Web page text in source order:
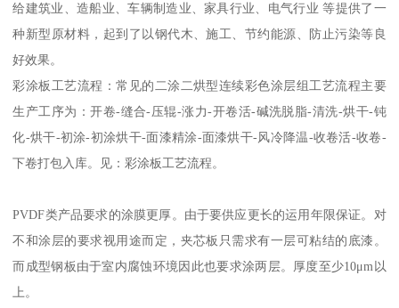
给建筑业、造船业、车辆制造业、家具行业、电气行业 等提供了一
种新型原材料，起到了以钢代木、施工、节约能源、防止污染等良
好效果。
彩涂板工艺流程：常见的二涂二烘型连续彩色涂层组工艺流程主要
生产工序为：开卷-缝合-压辊-涨力-开卷活-碱洗脱脂-清洗-烘干-钝
化-烘干-初涂-初涂烘干-面漆精涂-面漆烘干-风冷降温-收卷活-收卷-
下卷打包入库。见：彩涂板工艺流程。
PVDF类产品要求的涂膜更厚。由于要供应更长的运用年限保证。对
不和涂层的要求视用途而定，夹芯板只需求有一层可粘结的底漆。
而成型钢板由于室内腐蚀环境因此也要求涂两层。厚度至少10μm以
上。